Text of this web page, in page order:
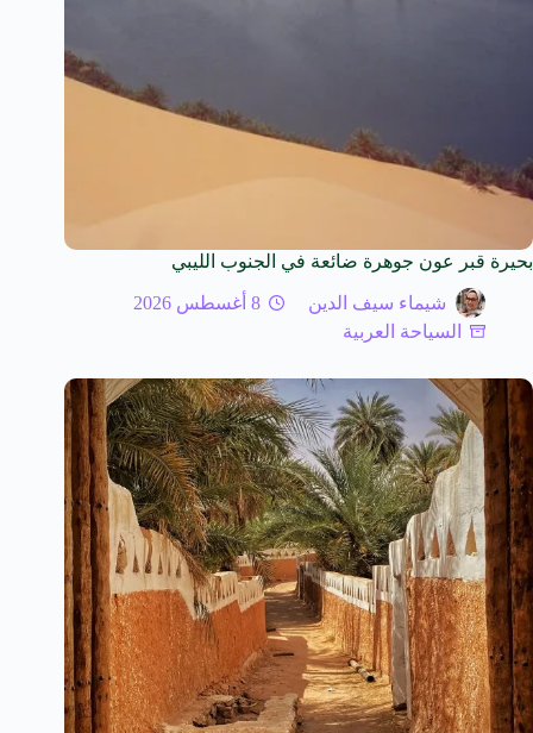
بحيرة قبر عون جوهرة ضائعة في الجنوب الليبي
شيماء سيف الدين
8 أغسطس 2026
السياحة العربية